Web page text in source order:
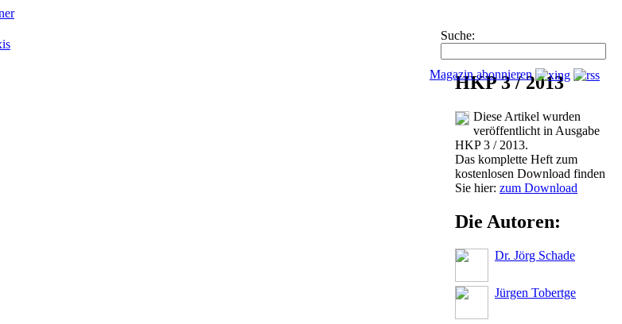
Suche:
Magazin abonnieren
HKP 3 / 2013
Diese Artikel wurden
veröffentlicht in Ausgabe
HKP 3 / 2013.
Das komplette Heft zum
kostenlosen Download finden
Sie hier: zum Download
Die Autoren:
Dr. Jörg Schade
Jürgen Tobertge